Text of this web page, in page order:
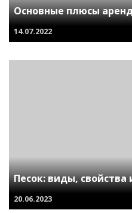
Основные плюсы
14.07.2022
Песок: виды,
20.06.2023